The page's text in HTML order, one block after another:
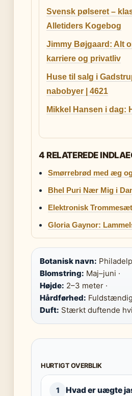
Svensk pølseret –
Alletiders Kogebog
Jimmy Bøjgaard: Alt
karriere og privatliv
Huse til salg i
nabobyer | 4621
Mikkel Hansen i dag:
4 RELATEREDE
Smørrebrød med æg
Bhel Puri Nær Mig i
Elektronisk
Gloria Gaynor:
Botanisk navn:
Blomstring: Maj–juni ·
Højde: 2–3 meter ·
Hårdførhed:
Duft: Stærkt duftende
HURTIGT OVERBLIK
1 Hvad er uægte